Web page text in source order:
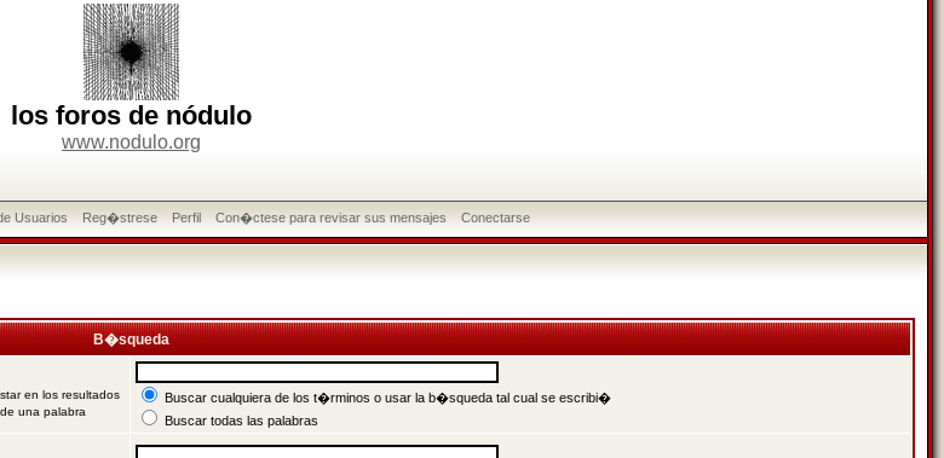
los foros de nódulo
www.nodulo.org
Usuarios Reg�strese Perfil Con�ctese para revisar sus mensajes Conectarse
B�squeda
en los resultados
una palabra
Buscar cualquiera de los t�rminos o usar la b�squeda tal cual se escribi�
Buscar todas las palabras